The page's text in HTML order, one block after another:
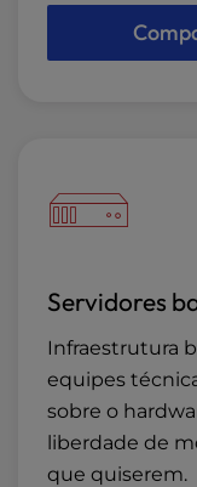
Servidores
Infraestrutura
equipes
sobre o
liberdade de
que quiserem.